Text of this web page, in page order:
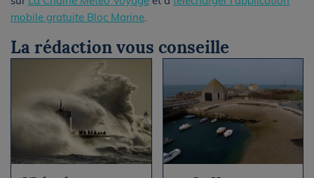
mobile gratuite Bloc Marine.
La rédaction vous conseille